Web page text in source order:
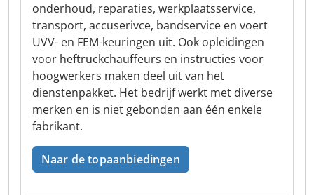
onderhoud, reparaties, werkplaatsservice,
transport, accuserivce, bandservice en voert
UVV- en FEM-keuringen uit. Ook opleidingen
voor heftruckchauffeurs en instructies voor
hoogwerkers maken deel uit van het
dienstenpakket. Het bedrijf werkt met diverse
merken en is niet gebonden aan één enkele
fabrikant.
Naar de topaanbiedingen